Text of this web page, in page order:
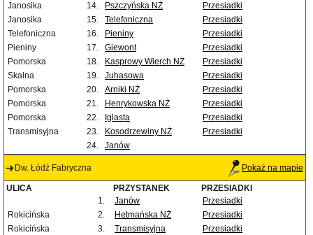
Janosika
14. Pszczyńska NŻ
Przesiadki
Janosika
15. Telefoniczna
Przesiadki
Telefoniczna
16. Pieniny
Przesiadki
Pieniny
17. Giewont
Przesiadki
Pomorska
18. Kasprowy Wierch NŻ
Przesiadki
Skalna
19. Juhasowa
Przesiadki
Pomorska
20. Arniki NŻ
Przesiadki
Pomorska
21. Henrykowska NŻ
Przesiadki
Pomorska
22. Iglasta
Przesiadki
Transmisyjna
23. Kosodrzewiny NŻ
Przesiadki
24.
Janów
Dw. Łódź Fabryczna Pokaż na mapie
ULICA PRZYSTANEK
PRZESIADKI
1.
Janów
Przesiadki
Rokicińska
2. Hetmańska NŻ
Przesiadki
Rokicińska
3. Transmisyjna
Przesiadki